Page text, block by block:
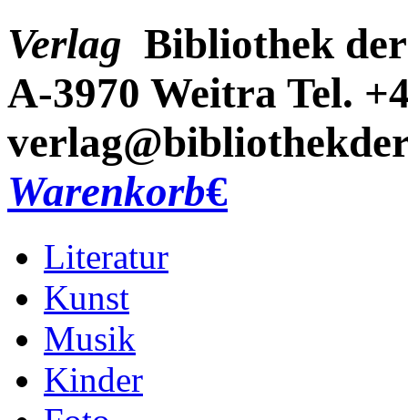
Verlag Bibliothek
A-3970 Weitra Tel.
Warenkorb€
Literatur
Kunst
Musik
Kinder